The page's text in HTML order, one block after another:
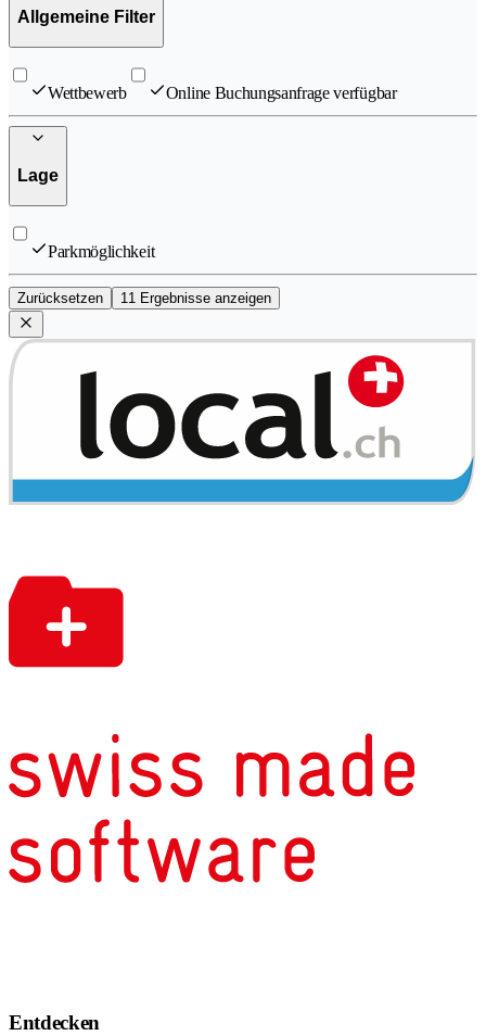
Allgemeine Filter
Wettbewerb Online Buchungsanfrage verfügbar
Lage
Parkmöglichkeit
Zurücksetzen 11 Ergebnisse anzeigen
Entdecken